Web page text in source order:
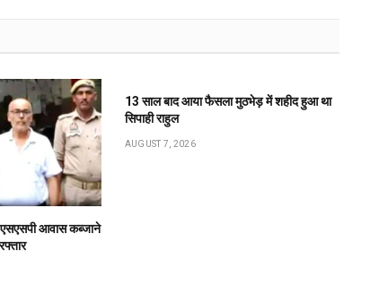
आवास कब्जाने
13 साल बाद आया फैसला मुठभेड़ में शहीद हुआ था
सिपाही राहुल
AUGUST 7, 2026